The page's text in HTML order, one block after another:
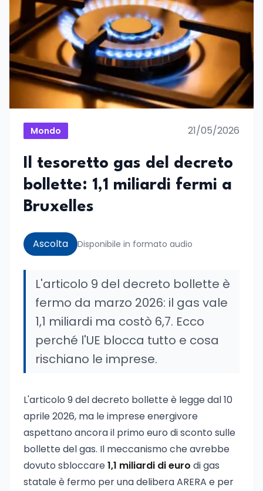
Mondo 21/05/2026
Il tesoretto gas del decreto
bollette: 1,1 miliardi fermi a
Bruxelles
Ascolta Disponibile in formato audio
L'articolo 9 del decreto bollette è
fermo da marzo 2026: il gas vale
1,1 miliardi ma costò 6,7. Ecco
perché l'UE blocca tutto e cosa
rischiano le imprese.
L'articolo 9 del decreto bollette è legge dal 10
aprile 2026, ma le imprese energivore
aspettano ancora il primo euro di sconto sulle
bollette del gas. Il meccanismo che avrebbe
dovuto sbloccare1,1 miliardi di euro di gas
statale è fermo per una delibera ARERA e per